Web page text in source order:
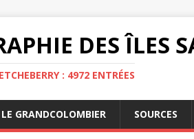
DES ÎLES
: 4972 ENTRÉES
LE GRANDCOLOMBIER SOURCES